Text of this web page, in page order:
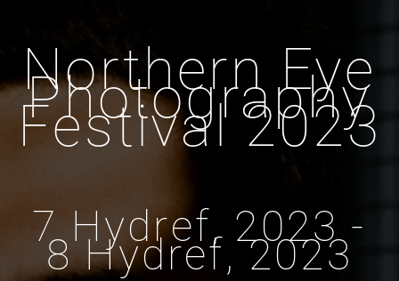
Northern Eye
Photography
Festival 2023
7 Hydref, 2023 -
8 Hydref, 2023